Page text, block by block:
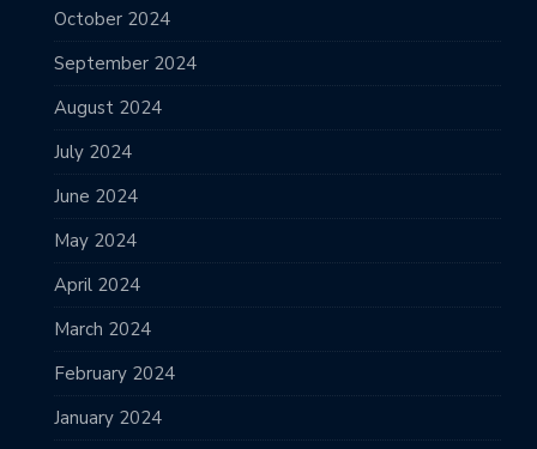
October 2024
September 2024
August 2024
July 2024
June 2024
May 2024
April 2024
March 2024
February 2024
January 2024